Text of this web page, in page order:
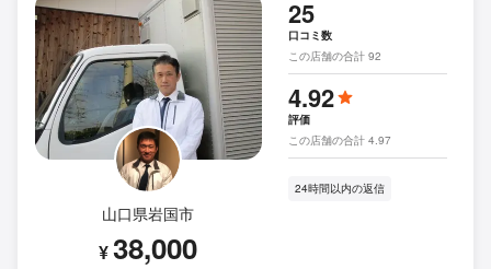
山口県岩国市
¥38,000
25
口コミ数
この店舗の合計 92
4.92
評価
この店舗の合計 4.97
24時間以内の返信